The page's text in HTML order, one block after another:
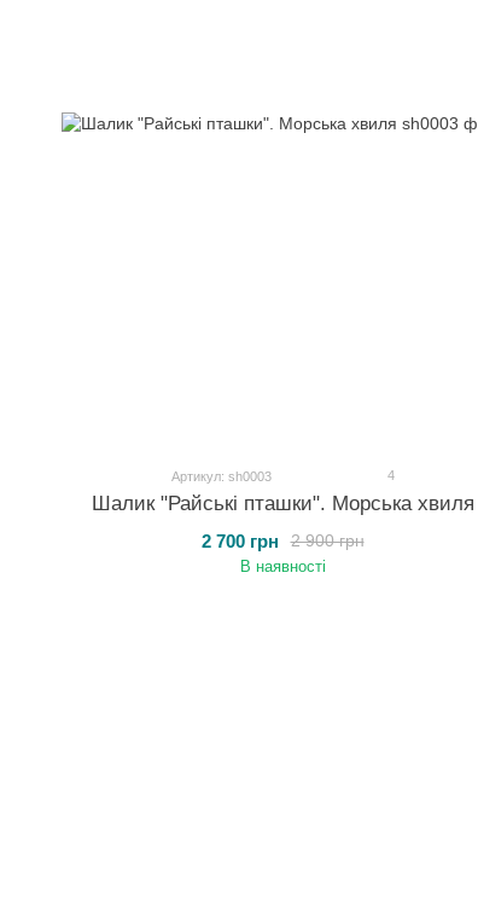
Артикул: sh0003 4
Шалик "Райські пташки". Морська хвиля
2 900 грн
2 700 грн
В наявності